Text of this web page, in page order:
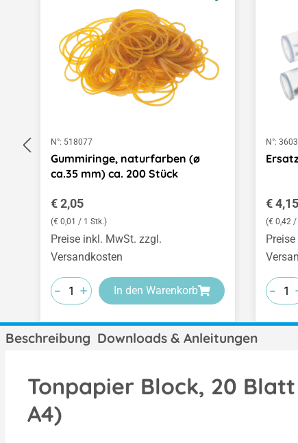
N°: 518077
Gummiringe, naturfarben (ø
ca.35 mm) ca. 200 Stück
Regulärer Preis:
€ 2,05
(€ 0,01 / 1 Stk.)
Preise inkl. MwSt. zzgl.
Versandkosten
-
-
- +
+
+ In den Warenkorb
N°:
€ 4,15
(€ 0,42 /
-
-
-
Beschreibung Downloads & Anleitungen
Tonpapier Block, 20
A4)